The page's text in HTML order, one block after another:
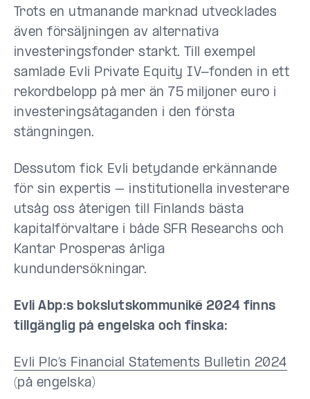
Trots en utmanande marknad utvecklades
även försäljningen av alternativa
investeringsfonder starkt. Till exempel
samlade Evli Private Equity IV-fonden in ett
rekordbelopp på mer än 75 miljoner euro i
investeringsåtaganden i den första
stängningen.
Dessutom fick Evli betydande erkännande
för sin expertis – institutionella investerare
utsåg oss återigen till Finlands bästa
kapitalförvaltare i både SFR Researchs och
Kantar Prosperas årliga
kundundersökningar.
Evli Abp:s bokslutskommuniké 2024 finns
tillgänglig på engelska och finska:
Evli Plc’s Financial Statements Bulletin 2024
(på engelska)